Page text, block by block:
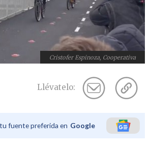
Cristofer Espinoza, Cooperativa
Llévatelo:
fuente preferida en Google